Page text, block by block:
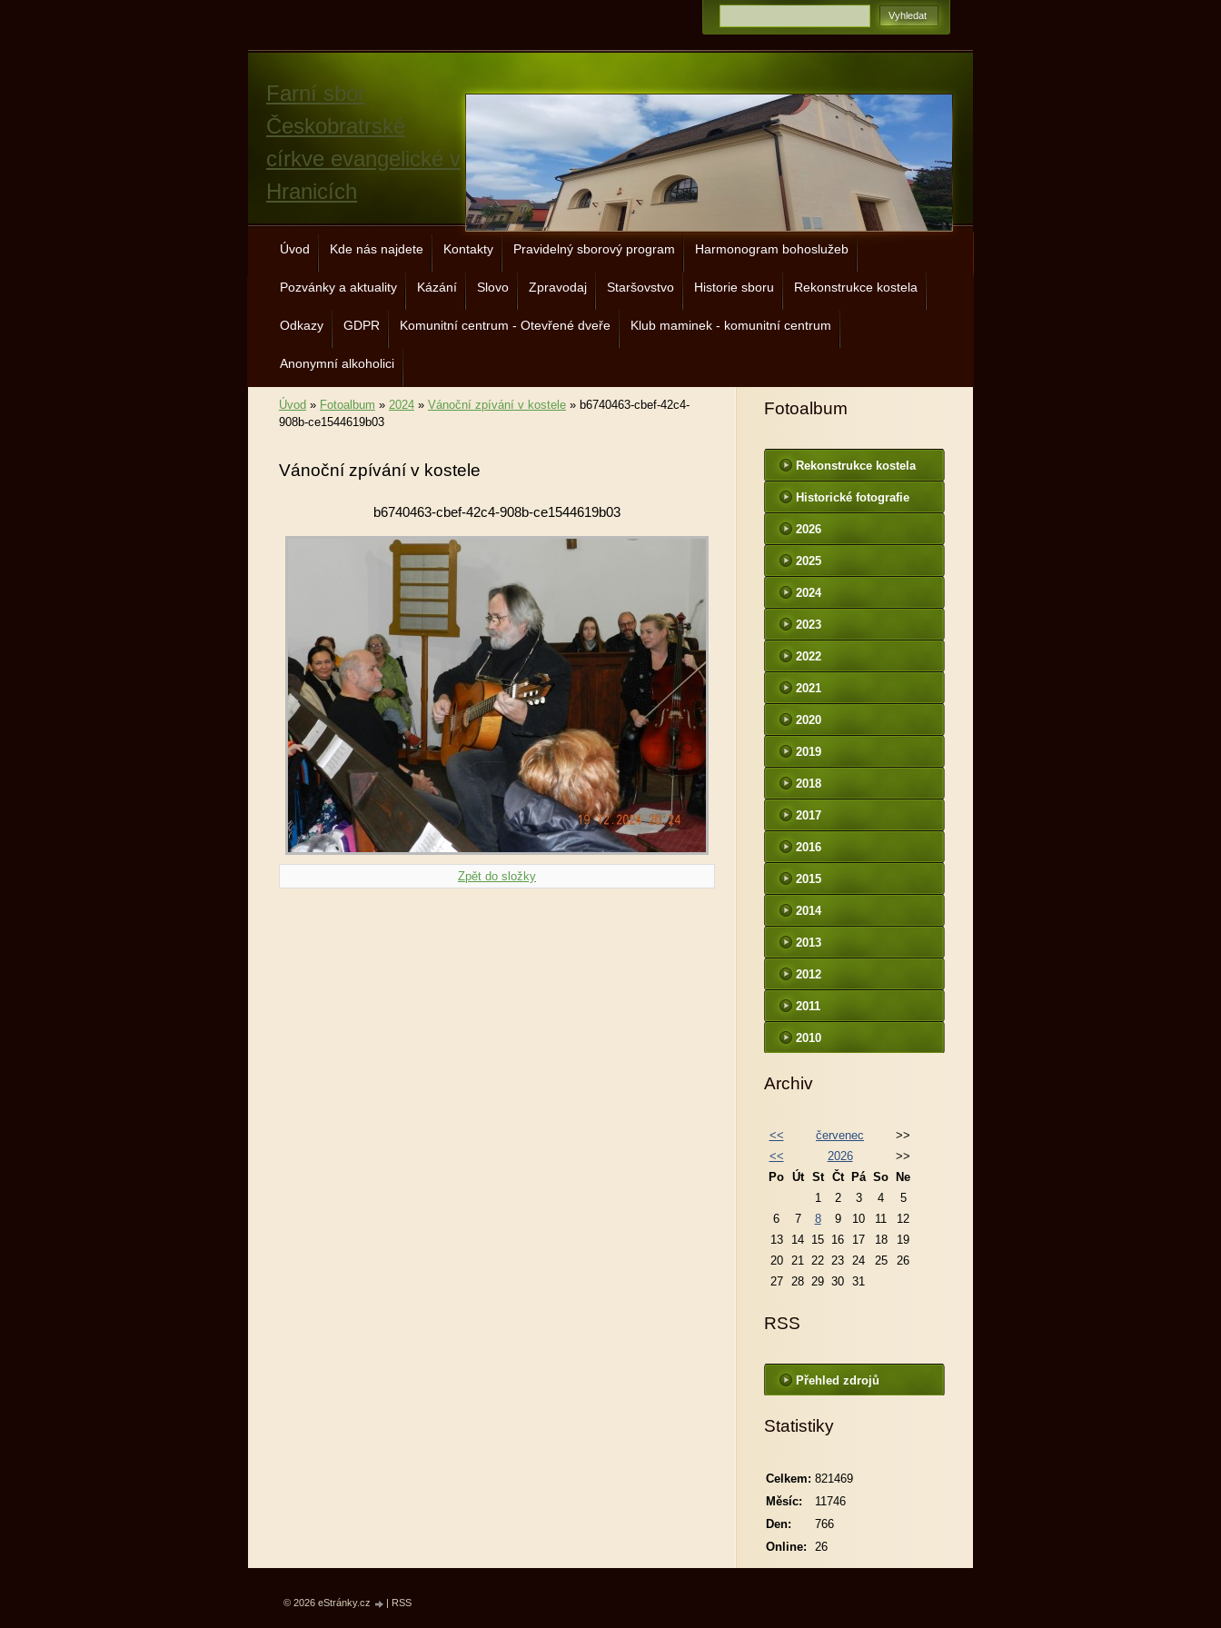
Farní sbor
Českobratrské
církve evangelické v
Hranicích
Úvod Kde nás najdete Kontakty Pravidelný sborový program Harmonogram bohoslužeb
Pozvánky a aktuality Kázání Slovo Zpravodaj Staršovstvo Historie sboru Rekonstrukce kostela
Odkazy GDPR Komunitní centrum - Otevřené dveře Klub maminek - komunitní centrum
Anonymní alkoholici
Úvod » Fotoalbum » 2024 » Vánoční zpívání v kostele » b6740463-cbef-42c4-
908b-ce1544619b03
Vánoční zpívání v kostele
b6740463-cbef-42c4-908b-ce1544619b03
Zpět do složky
Fotoalbum
Rekonstrukce kostela
Historické fotografie
2026
2025
2024
2023
2022
2021
2020
2019
2018
2017
2016
2015
2014
2013
2012
2011
2010
Archiv
<< červenec
>>
<<
2026
>>
Po Út St Čt Pá So
Ne
1
2 3 4
5
6
7 8 9 10 11
12
13
14 15 16 17 18
19
20
21 22 23 24 25
26
27
28 29 30 31
RSS
Přehled zdrojů
Statistiky
Online: 26
Celkem: 821469
Měsíc:
11746
Den:
766
© 2026 eStránky.cz | RSS